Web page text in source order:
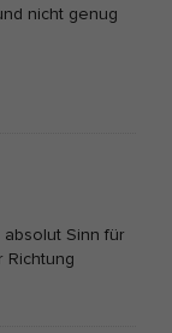
nicht genug
Sinn für
Richtung